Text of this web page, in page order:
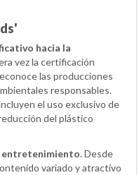
hacia la
vez la certificación
las producciones
responsables.
el uso exclusivo de
del plástico
entretenimiento. Desde
variado y atractivo